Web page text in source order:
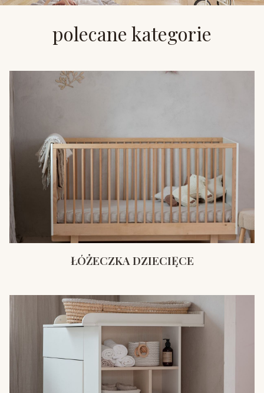
polecane kategorie
ŁÓŻECZKA DZIECIĘCE